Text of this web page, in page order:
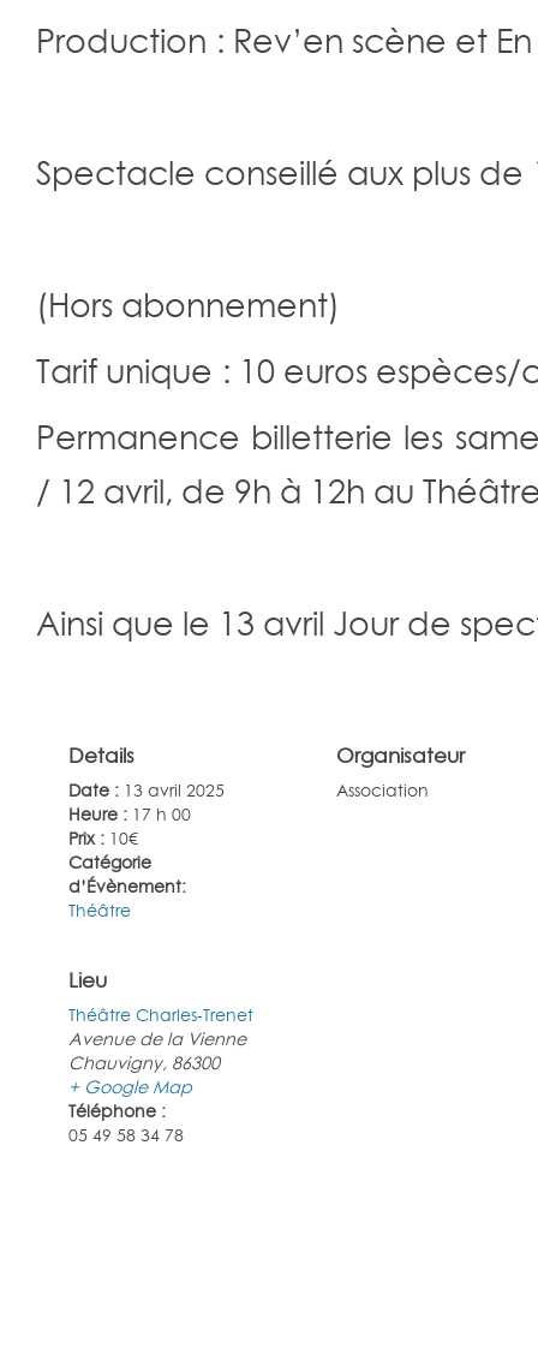
Production : Rev’en scène et
Spectacle conseillé aux plus de
(Hors abonnement)
Tarif unique : 10 euros espèces/
Permanence billetterie les
/ 12 avril, de 9h à 12h au
Ainsi que le 13 avril Jour de
Details
Date : 13 avril 2025
Heure : 17 h 00
Prix : 10€
Catégorie
d’Évènement:
Théâtre
Organisateur
Association
Lieu
Théâtre Charles-Trenet
Avenue de la Vienne
Chauvigny, 86300
+ Google Map
Téléphone :
05 49 58 34 78